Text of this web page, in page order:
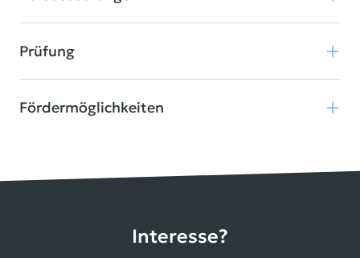
Prüfung
Fördermöglichkeiten
Interesse?